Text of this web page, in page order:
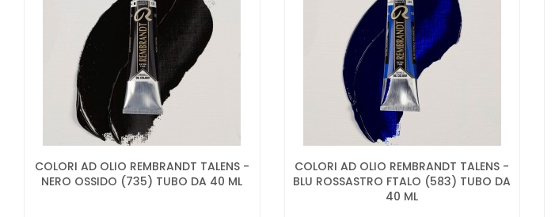
COLORI AD OLIO REMBRANDT TALENS -
NERO OSSIDO (735) TUBO DA 40 ML
COLORI AD OLIO REMBRANDT TALENS -
BLU ROSSASTRO FTALO (583) TUBO DA
40 ML